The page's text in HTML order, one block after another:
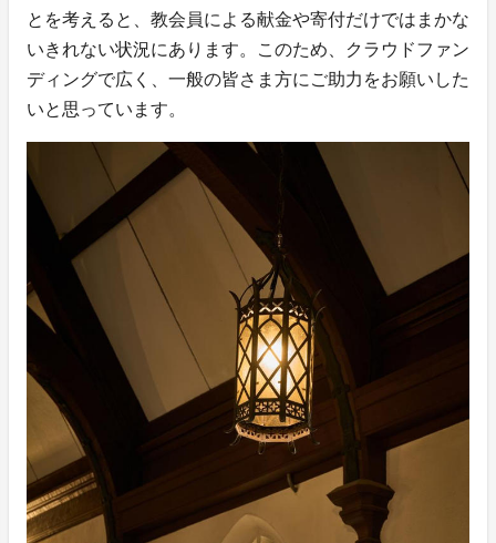
とを考えると、教会員による献金や寄付だけではまかな
いきれない状況にあります。このため、クラウドファン
ディングで広く、一般の皆さま方にご助力をお願いした
いと思っています。